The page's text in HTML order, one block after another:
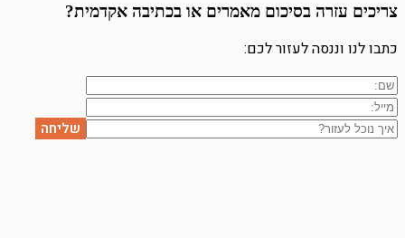
צריכים עזרה בסיכום מאמרים או בכתיבה אקדמית?
כתבו לנו וננסה לעזור לכם: